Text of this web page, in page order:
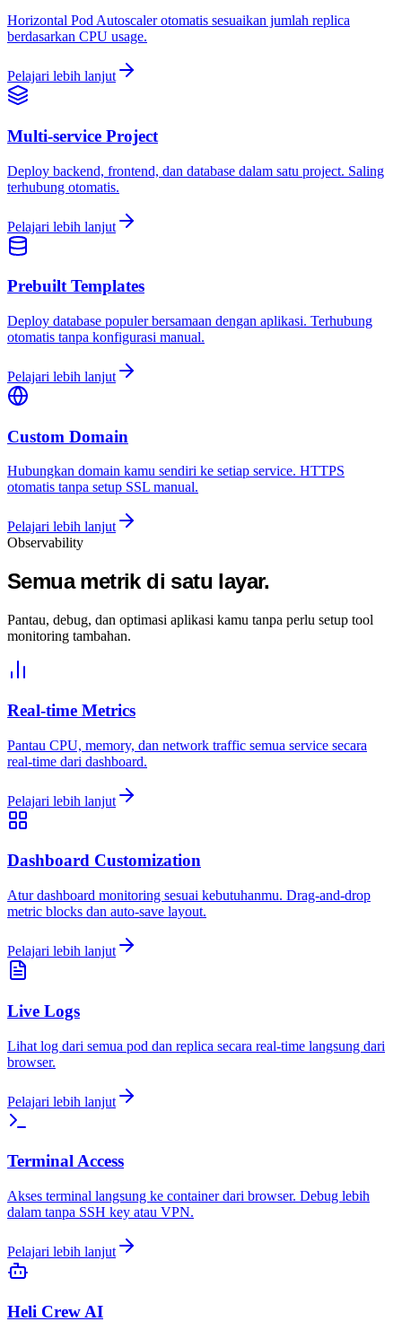
Horizontal Pod Autoscaler otomatis sesuaikan jumlah replica
berdasarkan CPU usage.
Pelajari lebih lanjut
Multi-service Project
Deploy backend, frontend, dan database dalam satu project. Saling
terhubung otomatis.
Pelajari lebih lanjut
Prebuilt Templates
Deploy database populer bersamaan dengan aplikasi. Terhubung
otomatis tanpa konfigurasi manual.
Pelajari lebih lanjut
Custom Domain
Hubungkan domain kamu sendiri ke setiap service. HTTPS
otomatis tanpa setup SSL manual.
Pelajari lebih lanjut
Observability
Semua metrik di satu layar.
Pantau, debug, dan optimasi aplikasi kamu tanpa perlu setup tool
monitoring tambahan.
Real-time Metrics
Pantau CPU, memory, dan network traffic semua service secara
real-time dari dashboard.
Pelajari lebih lanjut
Dashboard Customization
Atur dashboard monitoring sesuai kebutuhanmu. Drag-and-drop
metric blocks dan auto-save layout.
Pelajari lebih lanjut
Live Logs
Lihat log dari semua pod dan replica secara real-time langsung dari
browser.
Pelajari lebih lanjut
Terminal Access
Akses terminal langsung ke container dari browser. Debug lebih
dalam tanpa SSH key atau VPN.
Pelajari lebih lanjut
Heli Crew AI